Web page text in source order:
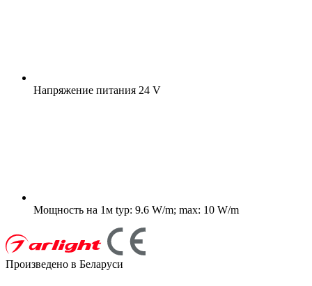
Напряжение питания 24 V
Мощность на 1м typ: 9.6 W/m; max: 10 W/m
Произведено в Беларуси